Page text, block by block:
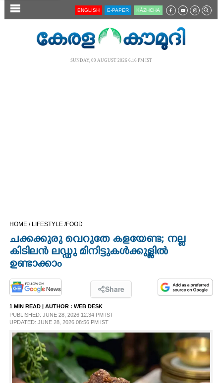
SECTIONS
OPINION
PHOTOS
LIFESTYLE
SPIRITUAL
INFO+
ENGLISH E-PAPER KĀZHCHA
SUNDAY, 09 AUGUST 2026 6.16 PM IST
HOME / LIFESTYLE /FOOD
ചക്കക്കുരു വെറുതേ കളയേണ്ട; നല്ല
കിടിലൻ ലഡ്ഡു മിനിട്ടുകൾക്കുള്ളിൽ
ഉണ്ടാക്കാം
Share
1 MIN READ | AUTHOR : WEB DESK
PUBLISHED: JUNE 28, 2026 12:34 PM IST
UPDATED: JUNE 28, 2026 08:56 PM IST